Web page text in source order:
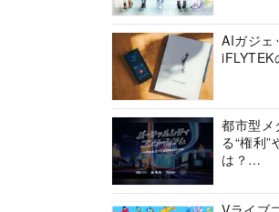
AIガジェ
iFLYTEK
都市型メ
る“権利”
は？
ーシアム